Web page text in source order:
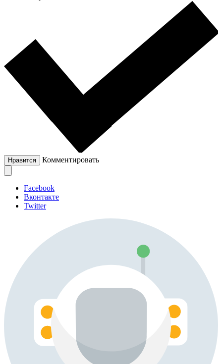
Нравится Комментировать
Facebook
Вконтакте
Twitter